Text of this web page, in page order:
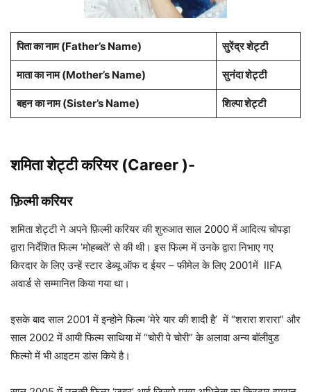
पिता का नाम(Father’s Name) सुरेंद्र शेट्टी
माता का नाम (Mother’s Name) सुनंदा शेट्टी
बहन का नाम (Sister’s Name) शिल्पा शेट्टी
शमिता शेट्टी करियर (Career )-
फ़िल्मी करियर
शमिता शेट्टी ने अपने फ़िल्मी करियर की शुरुआत साल 2000 में आदित्य चोपड़ा
द्वारा निर्देशित फिल्म ‘मोहब्बतें’ से की थी। इस फिल्म में उनके द्वारा निभाए गए
किरदार के लिए उन्हें स्टार डेब्यू ऑफ द ईयर – फीमेल के लिए 2001में IIFA
अवार्ड से सम्मानित किया गया था।
इसके बाद साल 2001 में इन्होने फिल्म ‘मेरे यार की शादी है’ में “शरारा शरारा” और
साल 2002 में आयी फिल्म साथिया में “चोरी पे चोरी” के अलावा अन्य बॉलीवुड
फिल्मो में भी आइटम डांस किये है।